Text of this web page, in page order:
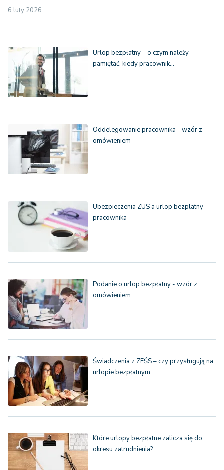
6 luty 2026
Urlop bezpłatny – o czym należy
pamiętać, kiedy pracownik…
Oddelegowanie pracownika - wzór z
omówieniem
Ubezpieczenia ZUS a urlop bezpłatny
pracownika
Podanie o urlop bezpłatny - wzór z
omówieniem
Świadczenia z ZFŚS – czy przysługują na
urlopie bezpłatnym…
Które urlopy bezpłatne zalicza się do
okresu zatrudnienia?